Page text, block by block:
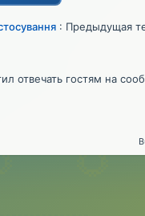
: Предыдущая
отвечать гостям на